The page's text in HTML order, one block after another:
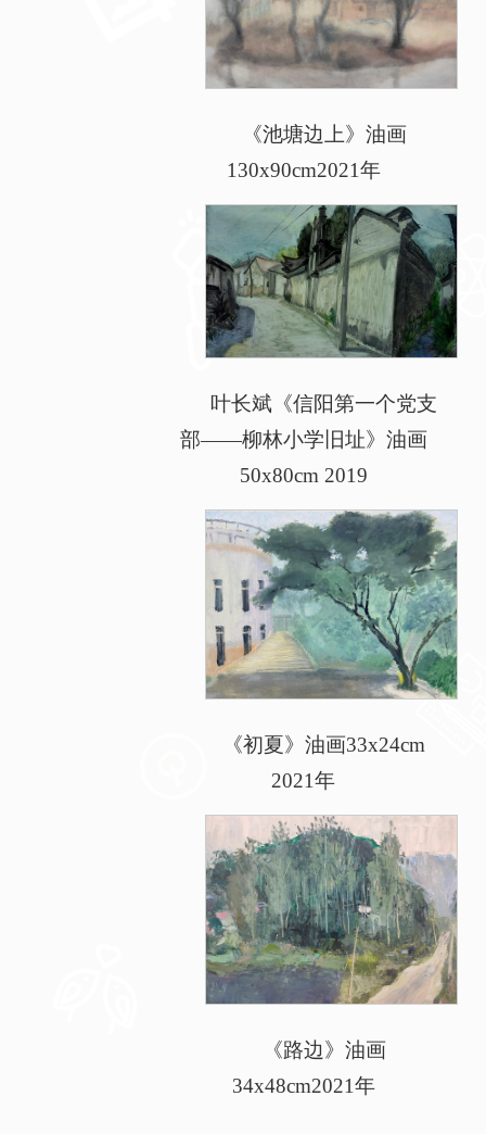
《池塘边上》油画
130x90cm2021年
叶长斌《信阳第一个党支
部——柳林小学旧址》油画
50x80cm 2019
《初夏》油画33x24cm
2021年
《路边》油画
34x48cm2021年